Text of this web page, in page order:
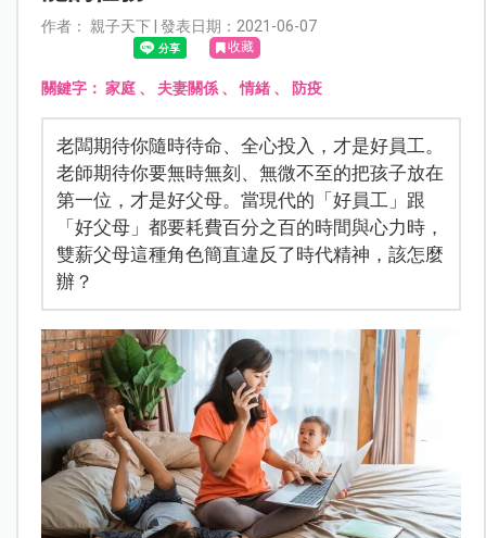
作者： 親子天下 | 發表日期：2021-06-07
收藏
關鍵字： 家庭、 夫妻關係、情緒、 防疫
老闆期待你隨時待命、全心投入，才是好員工。
老師期待你要無時無刻、無微不至的把孩子放在
第一位，才是好父母。當現代的「好員工」跟
「好父母」都要耗費百分之百的時間與心力時，
雙薪父母這種角色簡直違反了時代精神，該怎麼
辦？